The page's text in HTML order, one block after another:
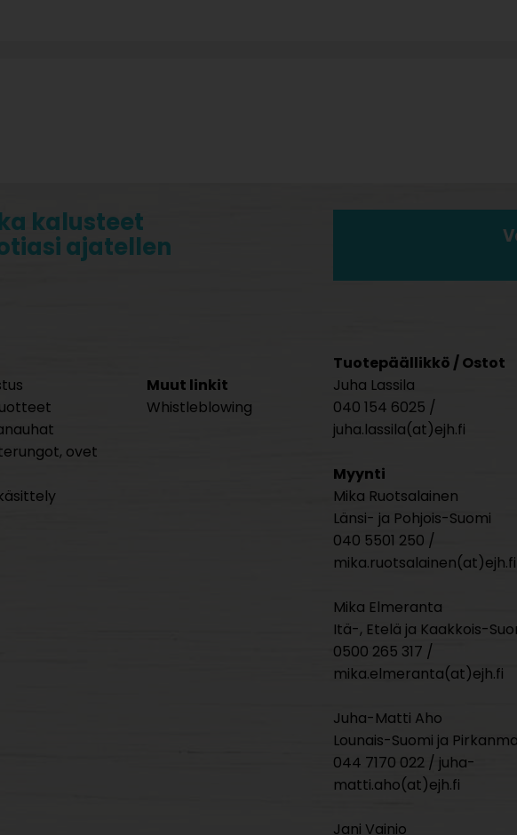
kalusteet
ajatellen
ovet
Muut linkit
Whistleblowing
Tuotepäällikkö / Ostot
Juha Lassila
040 154 6025 /
juha.lassila(at)ejh.fi
Myynti
Mika Ruotsalainen
Länsi- ja Pohjois-Suomi
040 5501 250 /
mika.ruotsalainen(at)ejh.fi
Mika Elmeranta
Itä-, Etelä ja Kaakkois-
0500 265 317 /
mika.elmeranta(at)ejh.fi
Juha-Matti Aho
Lounais-Suomi ja
044 7170 022 / juha-
matti.aho(at)ejh.fi
Jani Vainio